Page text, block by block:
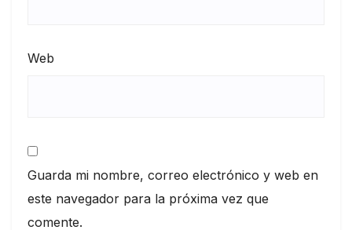
Web
Guarda mi nombre, correo electrónico y web en
este navegador para la próxima vez que
comente.